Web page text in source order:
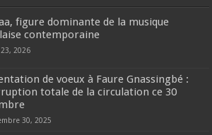
figure dominante de la musique
contemporaine
2026
de voeux à Faure Gnassingbé :
totale de la circulation ce 30
30, 2025